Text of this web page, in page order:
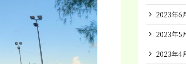
2023年6
2023年5
2023年4